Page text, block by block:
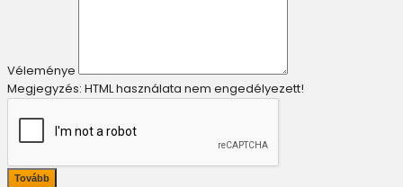
Véleménye
Megjegyzés: HTML használata nem engedélyezett!
Tovább